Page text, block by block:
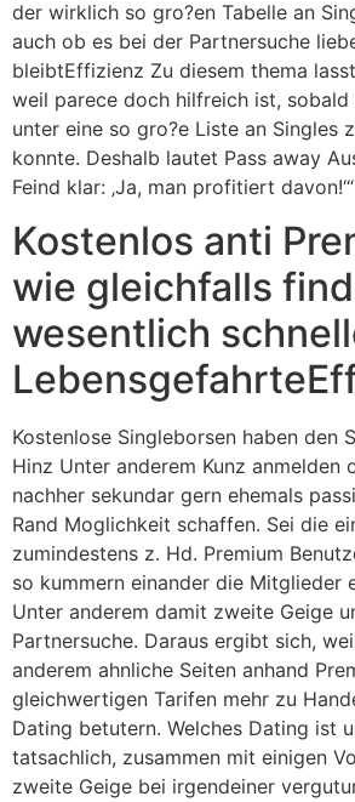
der wirklich so gro?en Tabelle an
auch ob es bei der Partnersuche
bleibtEffizienz Zu diesem thema
weil parece doch hilfreich ist, sobald
unter eine so gro?e Liste an Singles
konnte. Deshalb lautet Pass away
Feind klar: ‚Ja, man profitiert davon!‘“
Kostenlos anti
wie gleichfalls
wesentlich
Kostenlose Singleborsen haben den
Hinz Unter anderem Kunz anmelden
nachher sekundar gern ehemals
Rand Moglichkeit schaffen. Sei die
zumindestens z. Hd. Premium
so kummern einander die Mitglieder
Unter anderem damit zweite Geige
Partnersuche. Daraus ergibt sich,
anderem ahnliche Seiten anhand
gleichwertigen Tarifen mehr zu
Dating betutern. Welches Dating ist
tatsachlich, zusammen mit einigen
zweite Geige bei irgendeiner